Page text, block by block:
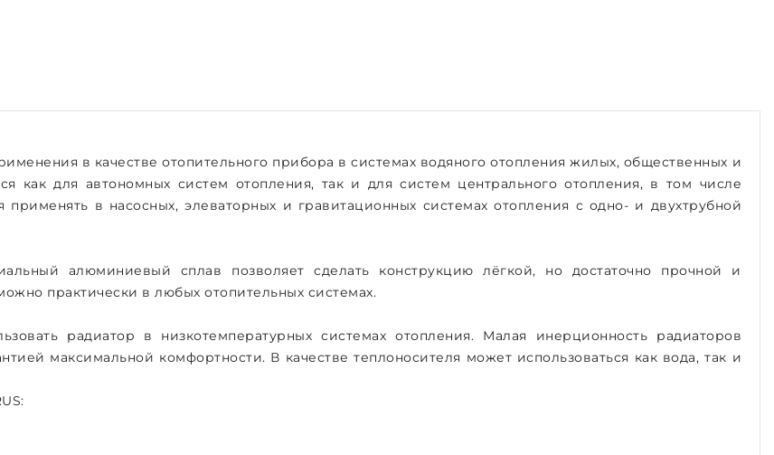
в качестве отопительного прибора в системах водяного отопления жилых, общественных и
как для автономных систем отопления, так и для систем центрального отопления, в том числе
применять в насосных, элеваторных и гравитационных системах отопления с одно- и двухтрубной
алюминиевый сплав позволяет сделать конструкцию лёгкой, но достаточно прочной и
практически в любых отопительных системах.
радиатор в низкотемпературных системах отопления. Малая инерционность радиаторов
максимальной комфортности. В качестве теплоносителя может использоваться как вода, так и